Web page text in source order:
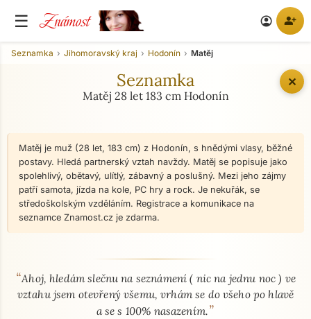
☰ Známost account_circle person_add
✕
Seznamka Jihomoravský kraj Hodonín Matěj
Seznamka
Matěj 28 let 183 cm Hodonín
Matěj je muž (28 let, 183 cm) z Hodonín, s hnědými vlasy, běžné
postavy. Hledá partnerský vztah navždy. Matěj se popisuje jako
spolehlivý, obětavý, ulítlý, zábavný a poslušný. Mezi jeho zájmy
patří samota, jízda na kole, PC hry a rock. Je nekuřák, se
středoškolským vzděláním. Registrace a komunikace na
seznamce Znamost.cz je zdarma.
O mně - seznamka profil
“Ahoj, hledám slečnu na seznámení ( nic na jednu noc ) ve
vztahu jsem otevřený všemu, vrhám se do všeho po hlavě
a se s 100% nasazením.”